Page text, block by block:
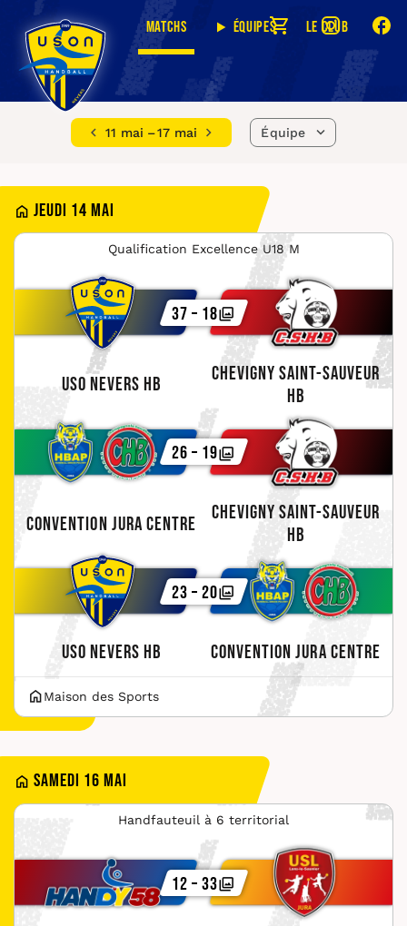
Matchs Équipes Le club
11 mai – 17 mai Équipe
Jeudi 14 mai
Qualification Excellence U18 M
USO Nevers HB
Chevigny Saint-Sauveur
HB
37 – 18
Convention Jura Centre
Chevigny Saint-Sauveur
HB
26 – 19
USO Nevers HB Convention Jura Centre
23 – 20
Maison des Sports
Samedi 16 mai
Handfauteuil à 6 territorial
12 – 33